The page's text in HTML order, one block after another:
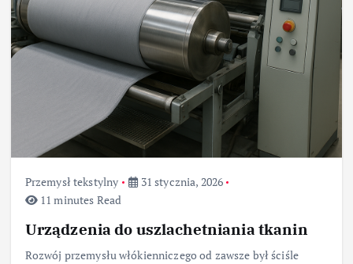
Przemysł tekstylny
31 stycznia, 2026
11 minutes Read
Urządzenia do uszlachetniania tkanin
Rozwój przemysłu włókienniczego od zawsze był ściśle